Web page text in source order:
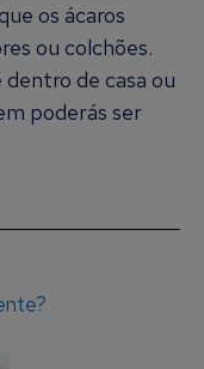
os ácaros
ou colchões.
de casa ou
poderás ser